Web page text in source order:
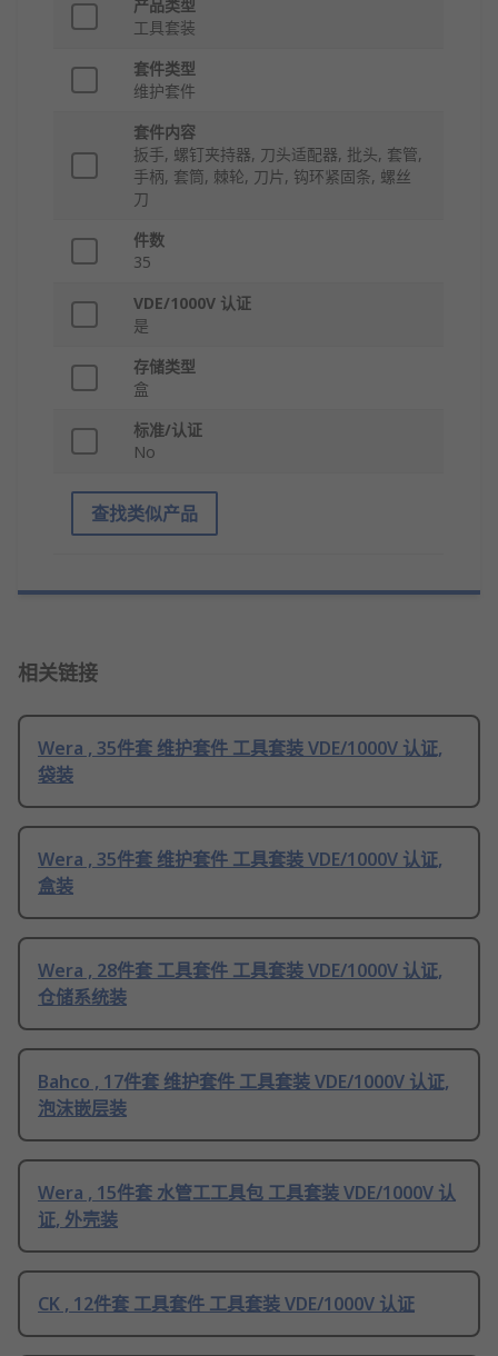
产品类型
工具套装
套件类型
维护套件
套件内容
扳手, 螺钉夹持器, 刀头适配器, 批头, 套管,
手柄, 套筒, 棘轮, 刀片, 钩环紧固条, 螺丝
刀
件数
35
VDE/1000V 认证
是
存储类型
盒
标准/认证
No
查找类似产品
相关链接
Wera , 35件套 维护套件 工具套装 VDE/1000V 认证,
袋装
Wera , 35件套 维护套件 工具套装 VDE/1000V 认证,
盒装
Wera , 28件套 工具套件 工具套装 VDE/1000V 认证,
仓储系统装
Bahco , 17件套 维护套件 工具套装 VDE/1000V 认证,
泡沫嵌层装
Wera , 15件套 水管工工具包 工具套装 VDE/1000V 认
证, 外壳装
CK , 12件套 工具套件 工具套装 VDE/1000V 认证